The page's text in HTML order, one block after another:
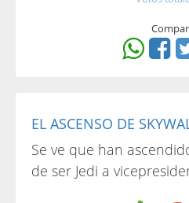
EL ASCENSO DE
Se ve que han
de ser Jedi a